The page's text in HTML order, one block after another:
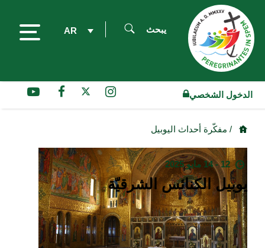
AR يبحث
الدخول الشخصي
/ مفكّرة أحداث اليوبيل
12 - 14 مايو 2025
يوبيل الكنائس الشرقيّة